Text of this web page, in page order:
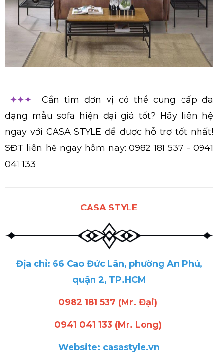
✦✦✦
Cần tìm đơn vị có thể cung cấp đa
dạng mẫu sofa hiện đại giá tốt? Hãy liên hệ
ngay với CASA STYLE để được hỗ trợ tốt nhất!
SĐT liên hệ ngay hôm nay: 0982 181 537 - 0941
041 133
CASA STYLE
Địa chỉ: 66 Cao Đức Lân, phường An Phú,
quận 2, TP.HCM
0982 181 537 (Mr. Đại)
0941 041 133 (Mr. Long)
Website: casastyle.vn